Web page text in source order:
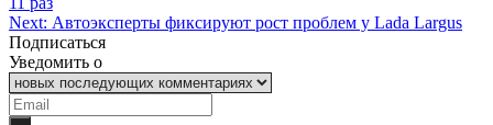
Next: Автоэксперты фиксируют рост проблем у Lada Largus
Подписаться
Уведомить о